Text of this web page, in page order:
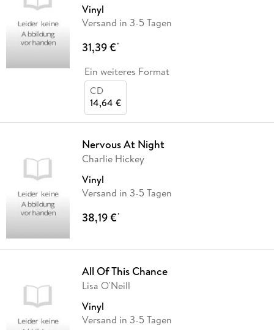
Vinyl
Versand in 3-5 Tagen
31,39 €*
Ein weiteres Format
CD
14,64 €
Nervous At Night
Charlie Hickey
Vinyl
Versand in 3-5 Tagen
38,19 €*
All Of This Chance
Lisa O'Neill
Vinyl
Versand in 3-5 Tagen